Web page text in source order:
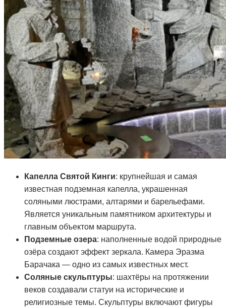
Капелла Святой Кинги: крупнейшая и самая
известная подземная капелла, украшенная
соляными люстрами, алтарями и барельефами.
Является уникальным памятником архитектуры и
главным объектом маршрута.
Подземные озера: наполненные водой природные
озёра создают эффект зеркала. Камера Эразма
Барачака — одно из самых известных мест.
Соляные скульптуры: шахтёры на протяжении
веков создавали статуи на исторические и
религиозные темы. Скульптуры включают фигуры